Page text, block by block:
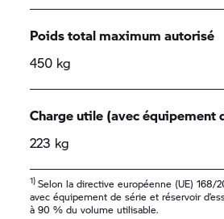
Poids total maximum autorisé
450 kg
Charge utile (avec équipement
223 kg
1)Selon la directive européenne (UE) 168/
avec équipement de série et réservoir
à 90 % du volume utilisable.